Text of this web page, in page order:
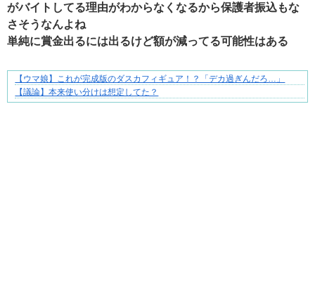
がバイトしてる理由がわからなくなるから保護者振込もな
さそうなんよね
単純に賞金出るには出るけど額が減ってる可能性はある
爽やか青年に忍び寄るストーカー疑惑
【ウマ娘】これが完成版のダスカフィギュア！？「デカ過ぎんだろ…」
【議論】本来使い分けは想定してた？